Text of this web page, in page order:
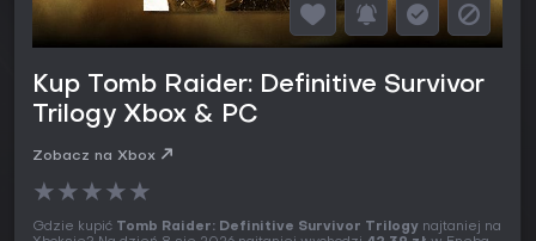
Kup Tomb Raider: Definitive Survivor
Trilogy Xbox & PC
Zobacz na Xbox
★★★★★
Gdzie kupić Tomb Raider: Definitive Survivor Trilogy najtaniej na